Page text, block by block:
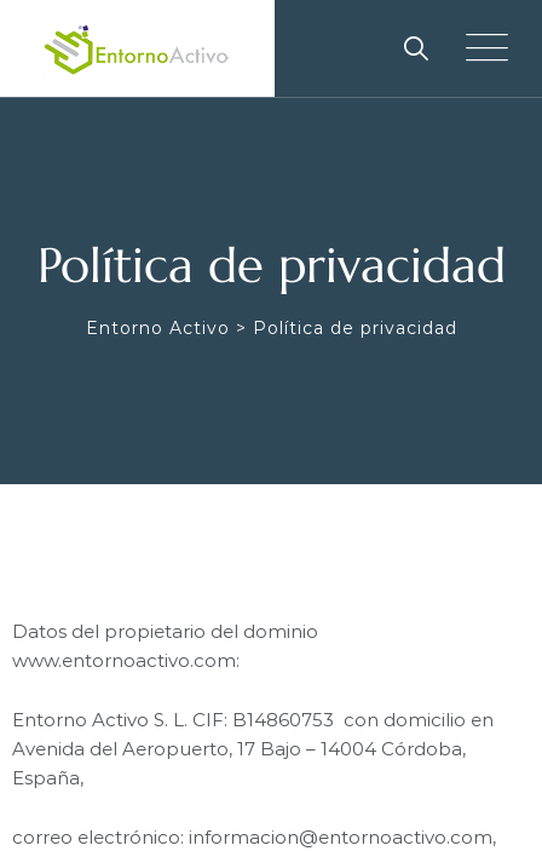
Política de privacidad
Entorno Activo > Política de privacidad
Datos del propietario del dominio
www.entornoactivo.com:
Entorno Activo S. L. CIF: B14860753 con domicilio en
Avenida del Aeropuerto, 17 Bajo – 14004 Córdoba,
España,
correo electrónico: informacion@entornoactivo.com,